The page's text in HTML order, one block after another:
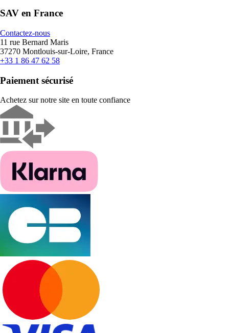
SAV en France
Contactez-nous
11 rue Bernard Maris
37270 Montlouis-sur-Loire, France
+33 1 86 47 62 58
Paiement sécurisé
Achetez sur notre site en toute confiance